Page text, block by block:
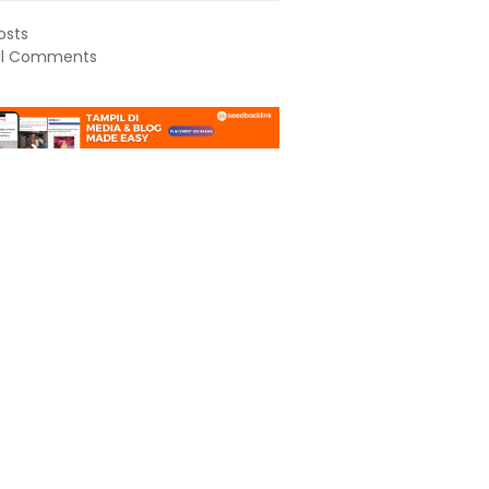
Comments